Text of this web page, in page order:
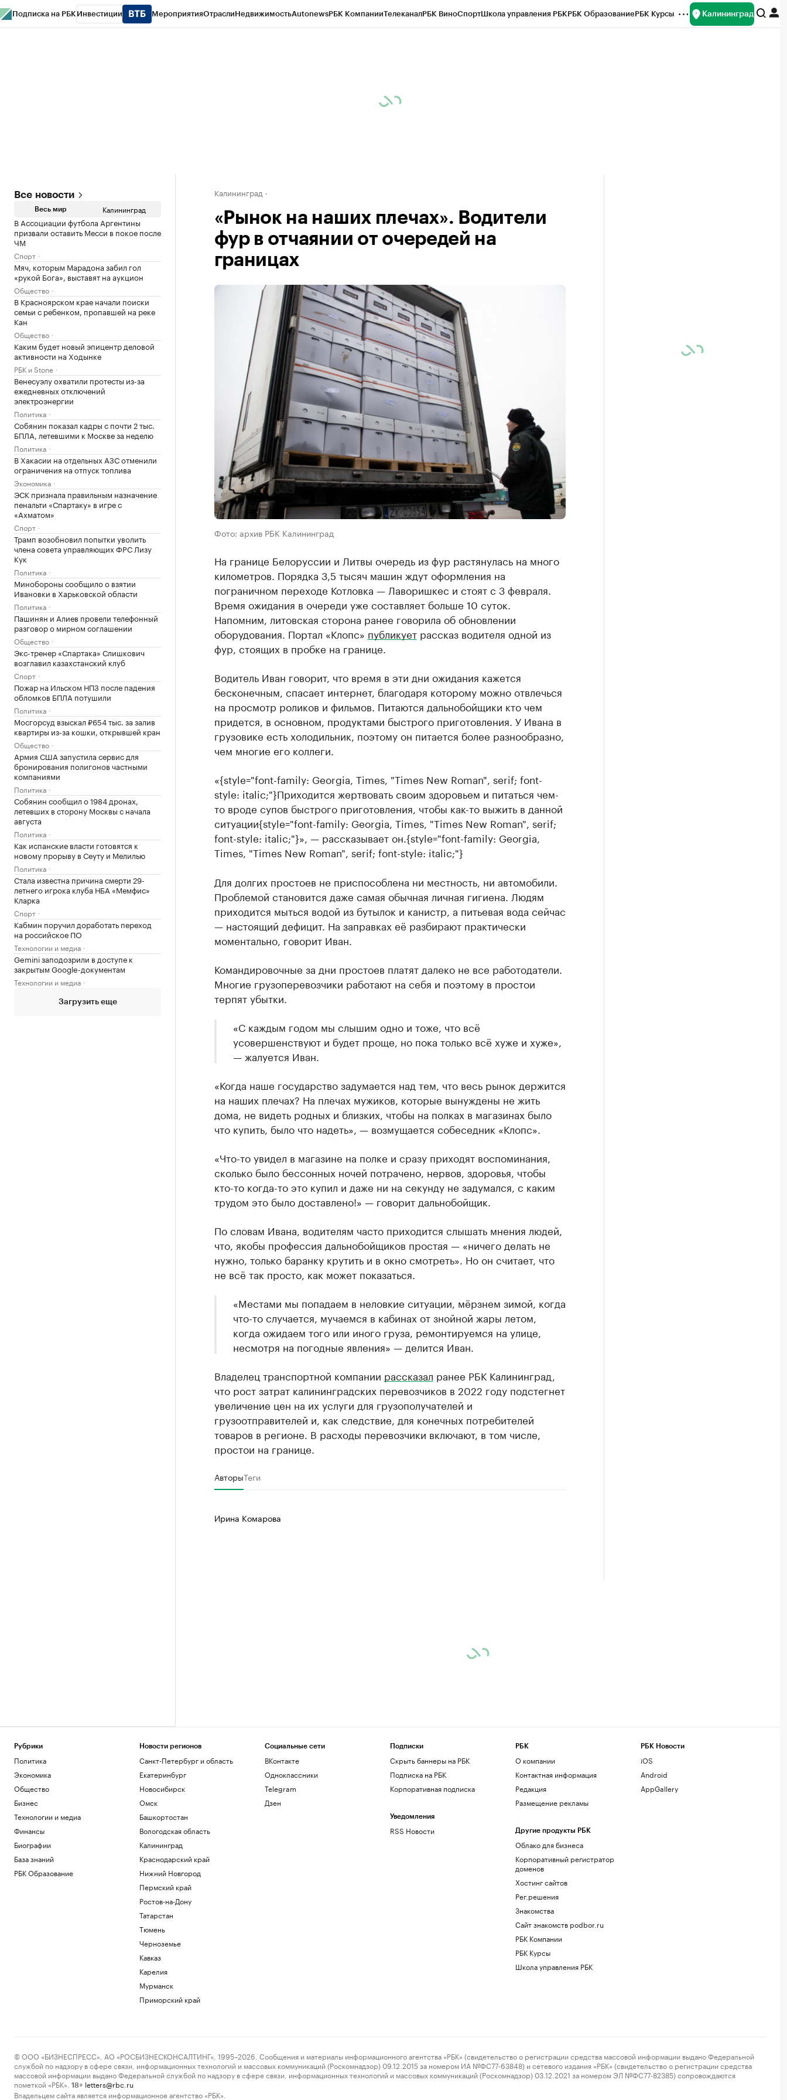
Подписка на РБК Инвестиции МероприятияОтраслиНедвижимостьAutonewsРБК КомпанииТелеканалРБК ВиноСпортШкола управления РБКРБК ОбразованиеРБК Курсы Калининград
Все новости
Весь мир Калининград
В Ассоциации футбола Аргентины
призвали оставить Месси в покое после
ЧМ
Спорт
Мяч, которым Марадона забил гол
«рукой Бога», выставят на аукцион
Общество
В Красноярском крае начали поиски
семьи с ребенком, пропавшей на реке
Кан
Общество
Каким будет новый эпицентр деловой
активности на Ходынке
РБК и Stone
Венесуэлу охватили протесты из-за
ежедневных отключений
электроэнергии
Политика
Собянин показал кадры с почти 2 тыс.
БПЛА, летевшими к Москве за неделю
Политика
В Хакасии на отдельных АЗС отменили
ограничения на отпуск топлива
Экономика
ЭСК признала правильным назначение
пенальти «Спартаку» в игре с
«Ахматом»
Спорт
Трамп возобновил попытки уволить
члена совета управляющих ФРС Лизу
Кук
Политика
Минобороны сообщило о взятии
Ивановки в Харьковской области
Политика
Пашинян и Алиев провели телефонный
разговор о мирном соглашении
Общество
Экс-тренер «Спартака» Слишкович
возглавил казахстанский клуб
Спорт
Пожар на Ильском НПЗ после падения
обломков БПЛА потушили
Политика
Мосгорсуд взыскал ₽654 тыс. за залив
квартиры из-за кошки, открывшей кран
Общество
Армия США запустила сервис для
бронирования полигонов частными
компаниями
Политика
Собянин сообщил о 1984 дронах,
летевших в сторону Москвы с начала
августа
Политика
Как испанские власти готовятся к
новому прорыву в Сеуту и Мелилью
Политика
Стала известна причина смерти 29-
летнего игрока клуба НБА «Мемфис»
Кларка
Спорт
Кабмин поручил доработать переход
на российское ПО
Технологии и медиа
Gemini заподозрили в доступе к
закрытым Google-документам
Технологии и медиа
Загрузить еще
Калининград
«Рынок на наших плечах». Водители
фур в отчаянии от очередей на
границах
Фото: архив РБК Калининград
На границе Белоруссии и Литвы очередь из фур растянулась на много
километров. Порядка 3,5 тысяч машин ждут оформления на
пограничном переходе Котловка — Лаворишкес и стоят с 3 февраля.
Время ожидания в очереди уже составляет больше 10 суток.
Напомним, литовская сторона ранее говорила об обновлении
оборудования. Портал «Клопс» публикуетрассказ водителя одной из
фур, стоящих в пробке на границе.
Водитель Иван говорит, что время в эти дни ожидания кажется
бесконечным, спасает интернет, благодаря которому можно отвлечься
на просмотр роликов и фильмов. Питаются дальнобойщики кто чем
придется, в основном, продуктами быстрого приготовления. У Ивана в
грузовике есть холодильник, поэтому он питается более разнообразно,
чем многие его коллеги.
«{style="font-family: Georgia, Times, "Times New Roman", serif; font-
style: italic;"}Приходится жертвовать своим здоровьем и питаться чем-
то вроде супов быстрого приготовления, чтобы как-то выжить в данной
ситуации{style="font-family: Georgia, Times, "Times New Roman", serif;
font-style: italic;"}», — рассказывает он. {style="font-family: Georgia,
Times, "Times New Roman", serif; font-style: italic;"}
Для долгих простоев не приспособлена ни местность, ни автомобили.
Проблемой становится даже самая обычная личная гигиена. Людям
приходится мыться водой из бутылок и канистр, а питьевая вода сейчас
— настоящий дефицит. На заправках её разбирают практически
моментально, говорит Иван.
Командировочные за дни простоев платят далеко не все работодатели.
Многие грузоперевозчики работают на себя и поэтому в простои
терпят убытки.
«С каждым годом мы слышим одно и тоже, что всё
усовершенствуют и будет проще, но пока только всё хуже и хуже»,
— жалуется Иван.
«Когда наше государство задумается над тем, что весь рынок держится
на наших плечах? На плечах мужиков, которые вынуждены не жить
дома, не видеть родных и близких, чтобы на полках в магазинах было
что купить, было что надеть», — возмущается собеседник «Клопс».
«Что-то увидел в магазине на полке и сразу приходят воспоминания,
сколько было бессонных ночей потрачено, нервов, здоровья, чтобы
кто-то когда-то это купил и даже ни на секунду не задумался, с каким
трудом это было доставлено!» — говорит дальнобойщик.
По словам Ивана, водителям часто приходится слышать мнения людей,
что, якобы профессия дальнобойщиков простая — «ничего делать не
нужно, только баранку крутить и в окно смотреть». Но он считает, что
не всё так просто, как может показаться.
«Местами мы попадаем в неловкие ситуации, мёрзнем зимой, когда
что-то случается, мучаемся в кабинах от знойной жары летом,
когда ожидаем того или иного груза, ремонтируемся на улице,
несмотря на погодные явления» — делится Иван.
Владелец транспортной компании рассказал ранее РБК Калининград,
что рост затрат калининградских перевозчиков в 2022 году подстегнет
увеличение цен на их услуги для грузополучателей и
грузоотправителей и, как следствие, для конечных потребителей
товаров в регионе. В расходы перевозчики включают, в том числе,
простои на границе.
АвторыТеги
Ирина Комарова
Рубрики
Политика
Экономика
Общество
Бизнес
Технологии и медиа
Финансы
Биографии
База знаний
РБК Образование
Новости регионов
Санкт-Петербург и область
Екатеринбург
Новосибирск
Омск
Башкортостан
Вологодская область
Калининград
Краснодарский край
Нижний Новгород
Пермский край
Ростов-на-Дону
Татарстан
Тюмень
Черноземье
Кавказ
Карелия
Мурманск
Приморский край
Социальные сети
ВКонтакте
Одноклассники
Telegram
Дзен
Подписки
Скрыть баннеры на РБК
Подписка на РБК
Корпоративная подписка
Уведомления
RSS Новости
РБК
О компании
Контактная информация
Редакция
Размещение рекламы
Другие продукты РБК
Облако для бизнеса
Корпоративный регистратор
доменов
Хостинг сайтов
Рег.решения
Знакомства
Сайт знакомств podbor.ru
РБК Компании
РБК Курсы
Школа управления РБК
РБК Новости
iOS
Android
AppGallery
© ООО «БИЗНЕСПРЕСС», АО «РОСБИЗНЕСКОНСАЛТИНГ», 1995–2026. Сообщения и материалы информационного агентства «РБК» (свидетельство о регистрации средства массовой информации выдано Федеральной
службой по надзору в сфере связи, информационных технологий и массовых коммуникаций (Роскомнадзор) 09.12.2015 за номером ИА №ФС77-63848) и сетевого издания «РБК» (свидетельство о регистрации средства
массовой информации выдано Федеральной службой по надзору в сфере связи, информационных технологий и массовых коммуникаций (Роскомнадзор) 03.12.2021 за номером ЭЛ №ФС77-82385) сопровождаются
пометкой «РБК».
18+ letters@rbc.ru
Владельцем сайта является информационное агентство «РБК».